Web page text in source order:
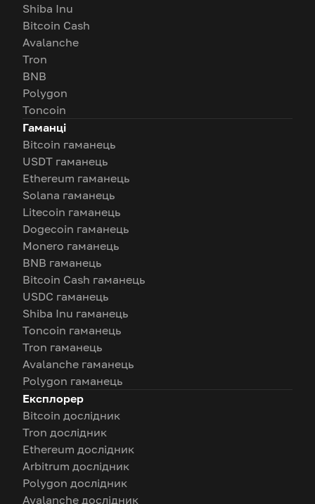
Shiba Inu
Bitcoin Cash
Avalanche
Tron
BNB
Polygon
Toncoin
Гаманці
Bitcoin гаманець
USDT гаманець
Ethereum гаманець
Solana гаманець
Litecoin гаманець
Dogecoin гаманець
Monero гаманець
BNB гаманець
Bitcoin Cash гаманець
USDC гаманець
Shiba Inu гаманець
Toncoin гаманець
Tron гаманець
Avalanche гаманець
Polygon гаманець
Експлорер
Bitcoin дослідник
Tron дослідник
Ethereum дослідник
Arbitrum дослідник
Polygon дослідник
Avalanche дослідник